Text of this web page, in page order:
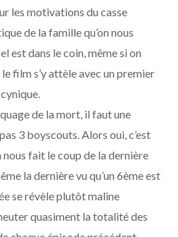
les motivations du casse
de la famille qu’on nous
est dans le coin, même si on
film s’y attèle avec un premier
de la mort, il faut une
3 boyscouts. Alors oui, c’est
nous fait le coup de la dernière
la dernière vu qu’un 6ème est
se révèle plutôt maline
quasiment la totalité des